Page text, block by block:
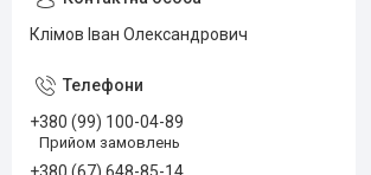
Клімов Іван Олександрович
+380 (99) 100-04-89
Прийом замовлень
+380 (67) 648-85-14